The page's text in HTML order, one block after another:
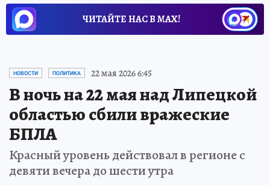
КРИМИНАЛ
ЧИТАЙТЕ НАС В МАХ!
НОВОСТИ ПОЛИТИКА 22 мая 2026 6:45